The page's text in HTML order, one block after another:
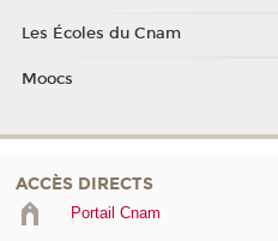
Les Écoles du Cnam
Moocs
ACCÈS DIRECTS
Portail Cnam